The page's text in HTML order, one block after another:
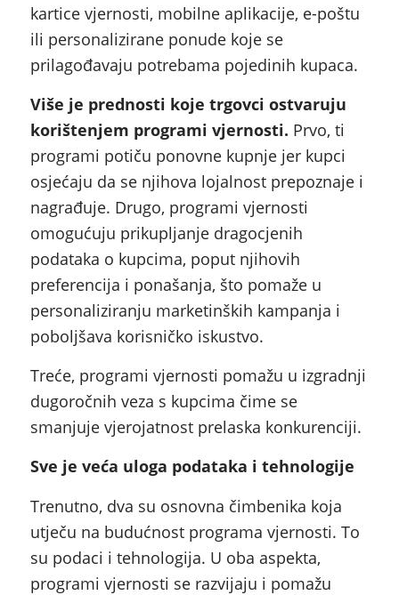
kartice vjernosti, mobilne aplikacije, e-poštu
ili personalizirane ponude koje se
prilagođavaju potrebama pojedinih kupaca.
Više je prednosti koje trgovci ostvaruju
korištenjem programi vjernosti. Prvo, ti
programi potiču ponovne kupnje jer kupci
osjećaju da se njihova lojalnost prepoznaje i
nagrađuje. Drugo, programi vjernosti
omogućuju prikupljanje dragocjenih
podataka o kupcima, poput njihovih
preferencija i ponašanja, što pomaže u
personaliziranju marketinških kampanja i
poboljšava korisničko iskustvo.
Treće, programi vjernosti pomažu u izgradnji
dugoročnih veza s kupcima čime se
smanjuje vjerojatnost prelaska konkurenciji.
Sve je veća uloga podataka i tehnologije
Trenutno, dva su osnovna čimbenika koja
utječu na budućnost programa vjernosti. To
su podaci i tehnologija. U oba aspekta,
programi vjernosti se razvijaju i pomažu